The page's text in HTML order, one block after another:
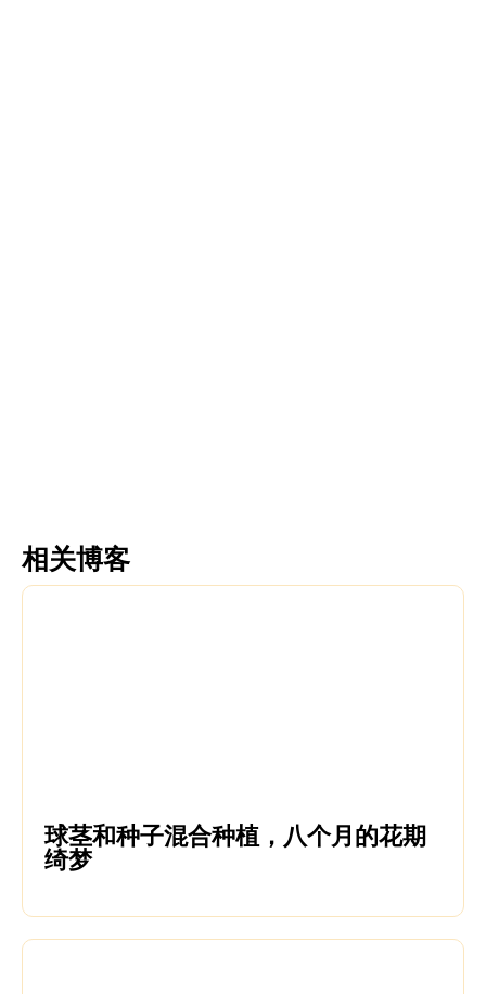
相关博客
球茎和种子混合种植，八个月的花期
绮梦